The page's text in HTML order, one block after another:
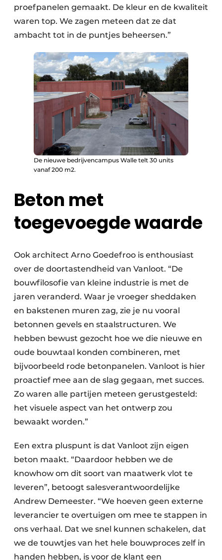
proefpanelen gemaakt. De kleur en de kwaliteit
waren top. We zagen meteen dat ze dat
ambacht tot in de puntjes beheersen.”
De nieuwe bedrijvencampus Walle telt 30 units
vanaf 200 m2.
Beton met
toegevoegde waarde
Ook architect Arno Goedefroo is enthousiast
over de doortastendheid van Vanloot. “De
bouwfilosofie van kleine industrie is met de
jaren veranderd. Waar je vroeger sheddaken
en bakstenen muren zag, zie je nu vooral
betonnen gevels en staalstructuren. We
hebben bewust gezocht hoe we die nieuwe en
oude bouwtaal konden combineren, met
bijvoorbeeld rode betonpanelen. Vanloot is hier
proactief mee aan de slag gegaan, met succes.
Zo waren alle partijen meteen gerustgesteld:
het visuele aspect van het ontwerp zou
bewaakt worden.”
Een extra pluspunt is dat Vanloot zijn eigen
beton maakt. “Daardoor hebben we de
knowhow om dit soort van maatwerk vlot te
leveren”, betoogt salesverantwoordelijke
Andrew Demeester. “We hoeven geen externe
leverancier te overtuigen om mee te stappen in
ons verhaal. Dat we snel kunnen schakelen, dat
we de touwtjes van het hele bouwproces zelf in
handen hebben, is voor de klant een